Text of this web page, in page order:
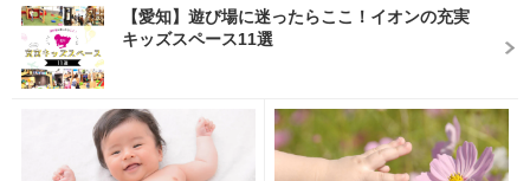
【愛知】遊び場に迷ったらここ！イオンの充実
キッズスペース11選